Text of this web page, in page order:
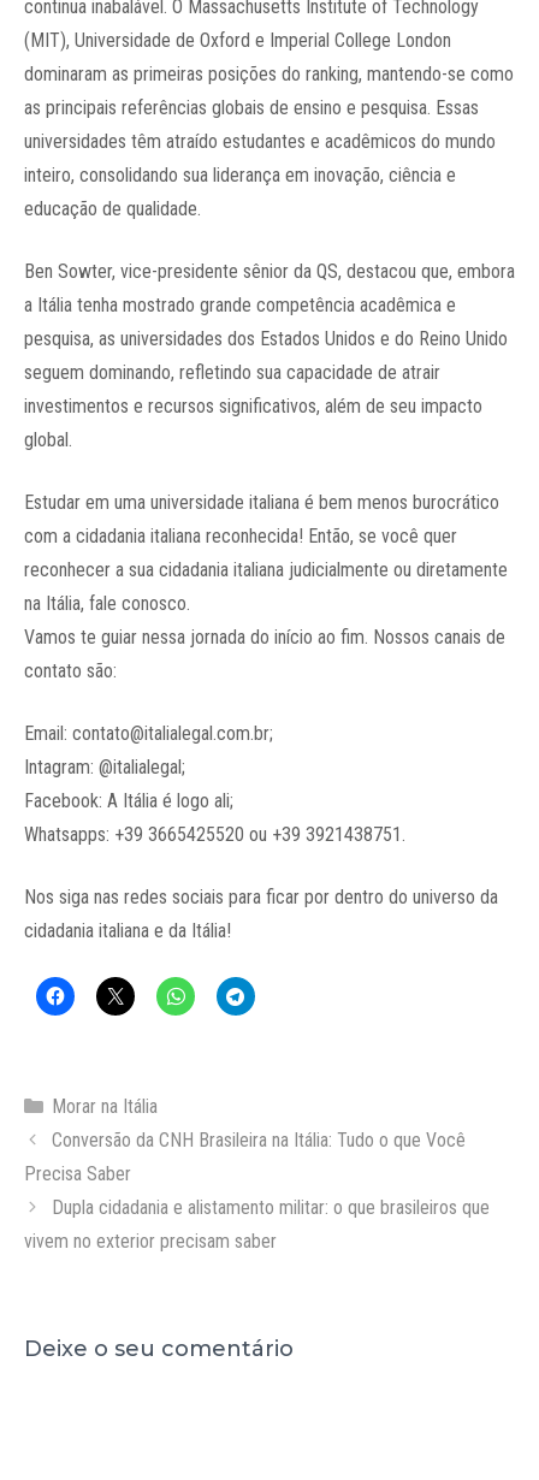
continua inabalável. O Massachusetts Institute of Technology
(MIT), Universidade de Oxford e Imperial College London
dominaram as primeiras posições do ranking, mantendo-se como
as principais referências globais de ensino e pesquisa. Essas
universidades têm atraído estudantes e acadêmicos do mundo
inteiro, consolidando sua liderança em inovação, ciência e
educação de qualidade.
Ben Sowter, vice-presidente sênior da QS, destacou que, embora
a Itália tenha mostrado grande competência acadêmica e
pesquisa, as universidades dos Estados Unidos e do Reino Unido
seguem dominando, refletindo sua capacidade de atrair
investimentos e recursos significativos, além de seu impacto
global.
Estudar em uma universidade italiana é bem menos burocrático
com a cidadania italiana reconhecida! Então, se você quer
reconhecer a sua cidadania italiana judicialmente ou diretamente
na Itália, fale conosco.
Vamos te guiar nessa jornada do início ao fim. Nossos canais de
contato são:
Email: contato@italialegal.com.br;
Intagram: @italialegal;
Facebook: A Itália é logo ali;
Whatsapps: +39 3665425520 ou +39 3921438751.
Nos siga nas redes sociais para ficar por dentro do universo da
cidadania italiana e da Itália!
Categorias
Morar na Itália
Conversão da CNH Brasileira na Itália: Tudo o que Você
Precisa Saber
Dupla cidadania e alistamento militar: o que brasileiros que
vivem no exterior precisam saber
Deixe o seu comentário